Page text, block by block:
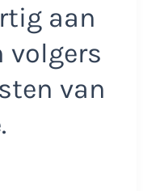
aan
volgers
van